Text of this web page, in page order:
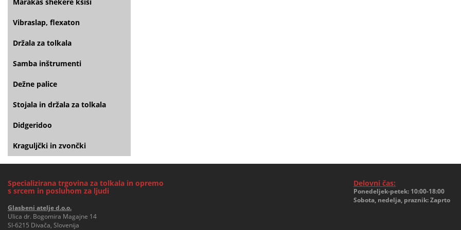
Vibraslap, flexaton
Držala za tolkala
Samba inštrumenti
Dežne palice
Stojala in držala za tolkala
Didgeridoo
Kraguljčki in zvončki
Specializirana trgovina za tolkala in opremo
s srcem in posluhom za ljudi
Glasbeni atelje d.o.o.
Ulica dr. Bogomira Magajne 14
SI-6215 Divača, Slovenija
Delovni čas:
Ponedeljek-petek: 10:00-18:00
Sobota, nedelja, praznik: Zaprto